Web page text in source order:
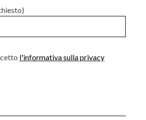
l'informativa sulla privacy